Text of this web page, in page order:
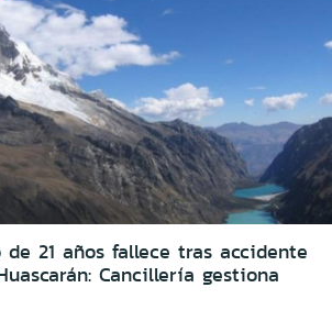
21 años fallece tras accidente
Cancillería gestiona